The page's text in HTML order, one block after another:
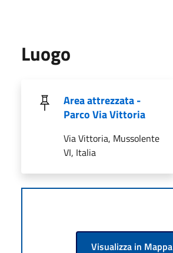
Luogo
Area attrezzata -
Parco Via Vittoria
Via Vittoria, Mussolente
VI, Italia
Visualizza in Mappa